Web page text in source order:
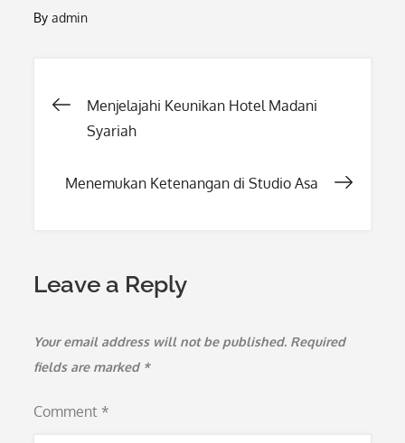
Byadmin
Post
Menjelajahi Keunikan Hotel Madani
Syariah
Menemukan Ketenangan di Studio Asa
Leave a Reply
Your email address will not be published. Required
fields are marked *
Comment *